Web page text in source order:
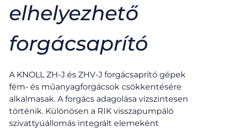
elhelyezhető
forgácsaprító​
A KNOLL ZH-J és ZHV-J forgácsaprító gépek
fém- és műanyagforgácsok csökkentésére
alkalmasak. A forgács adagolása vízszintesen
történik. Különösen a RIK visszapumpáló
szivattyúállomás integrált elemeként